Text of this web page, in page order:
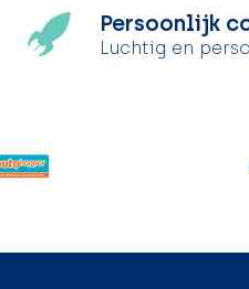
Persoonlijk
Luchtig en